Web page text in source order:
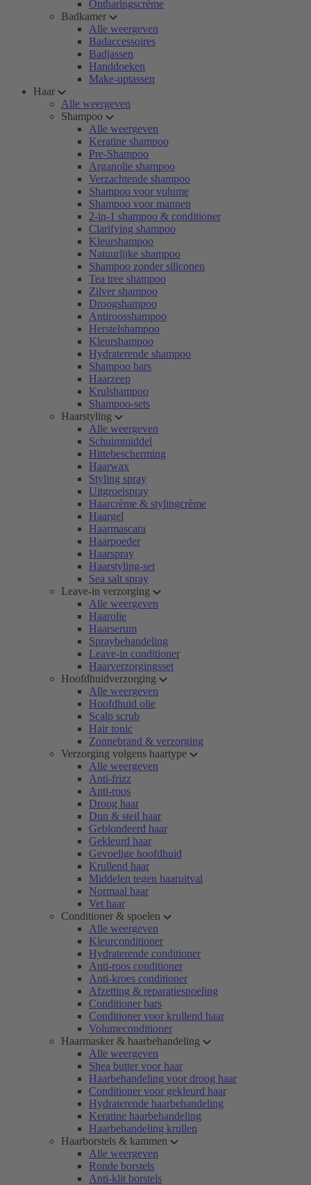
Ontharingscrème
Badkamer
Alle weergeven
Badaccessoires
Badjassen
Handdoeken
Make-uptassen
Haar
Alle weergeven
Shampoo
Alle weergeven
Keratine shampoo
Pre-Shampoo
Arganolie shampoo
Verzachtende shampoo
Shampoo voor volume
Shampoo voor mannen
2-in-1 shampoo & conditioner
Clarifying shampoo
Kleurshampoo
Natuurlijke shampoo
Shampoo zonder siliconen
Tea tree shampoo
Zilver shampoo
Droogshampoo
Antiroosshampoo
Herstelshampoo
Kleurshampoo
Hydraterende shampoo
Shampoo bars
Haarzeep
Krulshampoo
Shampoo-sets
Haarstyling
Alle weergeven
Schuimmiddel
Hittebescherming
Haarwax
Styling spray
Uitgroeispray
Haarcrème & stylingcrème
Haargel
Haarmascara
Haarpoeder
Haarspray
Haarstyling-set
Sea salt spray
Leave-in verzorging
Alle weergeven
Haarolie
Haarserum
Spraybehandeling
Leave-in conditioner
Haarverzorgingsset
Hoofdhuidverzorging
Alle weergeven
Hoofdhuid olie
Scalp scrub
Hair tonic
Zonnebrand & verzorging
Verzorging volgens haartype
Alle weergeven
Anti-frizz
Anti-roos
Droog haar
Dun & steil haar
Geblondeerd haar
Gekleurd haar
Gevoelige hoofdhuid
Krullend haar
Middelen tegen haaruitval
Normaal haar
Vet haar
Conditioner & spoelen
Alle weergeven
Kleurconditioner
Hydraterende conditioner
Anti-roos conditioner
Anti-kroes conditioner
Afzetting & reparatiespoeling
Conditioner bars
Conditioner voor krullend haar
Volumeconditioner
Haarmasker & haarbehandeling
Alle weergeven
Shea butter voor haar
Haarbehandeling voor droog haar
Conditioner voor gekleurd haar
Hydraterende haarbehandeling
Keratine haarbehandeling
Haarbehandeling krullen
Haarborstels & kammen
Alle weergeven
Ronde borstels
Anti-klit borstels